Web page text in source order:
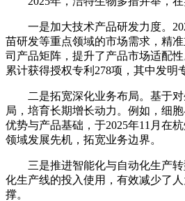
一是加大技术产品研发力度。
苗研发等重点领域的市场需求，精
司产品矩阵，提升了产品市场适配
累计获得授权专利278项，其中发明
二是拓宽深化业务布局。基于
局，培育长期增长动力。例如，细
优势与产品基础，于2025年11月在
领域发展先机，拓宽业务边界。
三是推进智能化与自动化生产
化生产线的投入使用，有效减少了
撑。